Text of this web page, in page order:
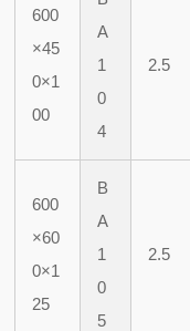
600
×45
0×1
00
A
1
0
4
2.5
600
×60
0×1
25
B
A
1
0
5
2.5